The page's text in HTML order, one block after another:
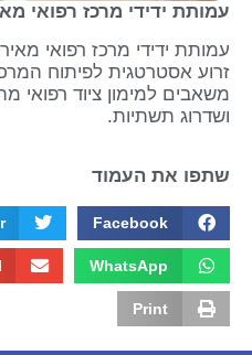
עמותת ידידי מרכז רפואי
זרוע אסטרטגית לפיתוח
משאבים למימון ציוד רפואי
ושדרוג תשתיות.
שתפו את העמוד
Facebook
WhatsApp
Print